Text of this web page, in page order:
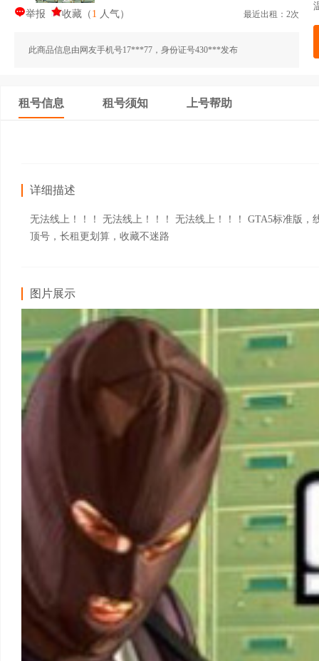
举报 收藏 （ 1 人气） 最近出租：2次
此商品信息由网友手机号17***77，身份证号430***发布
租号信息 租号须知 上号帮助
详细描述
无法线上！！！ 无法线上！！！ 无法线上！！！ GTA5标准版
顶号，长租更划算，收藏不迷路
图片展示